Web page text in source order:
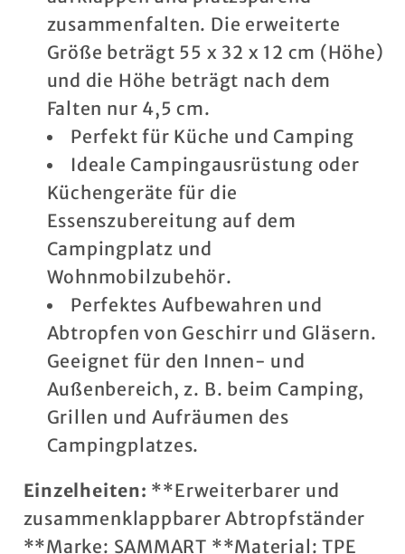
Pop-
Up
Pop-
Up
zusammenfalten. Die erweiterte
Größe beträgt 55 x 32 x 12 cm (Höhe)
und die Höhe beträgt nach dem
Falten nur 4,5 cm.
Perfekt für Küche und Camping
Ideale Campingausrüstung oder
Küchengeräte für die
Essenszubereitung auf dem
Campingplatz und
Wohnmobilzubehör.
Perfektes Aufbewahren und
Abtropfen von Geschirr und Gläsern.
Geeignet für den Innen- und
Außenbereich, z. B. beim Camping,
Grillen und Aufräumen des
Campingplatzes.
Einzelheiten: **Erweiterbarer und
zusammenklappbarer Abtropfständer
**Marke: SAMMART **Material: TPE